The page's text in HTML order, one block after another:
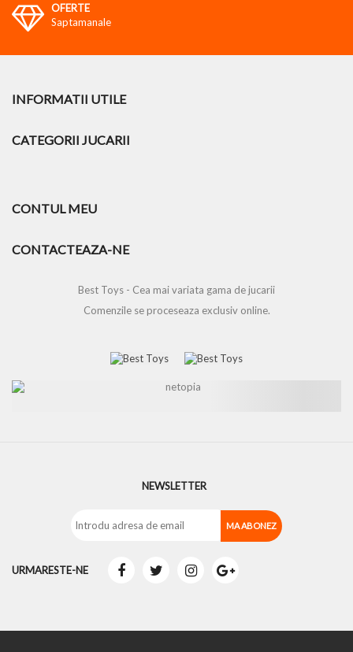
OFERTE
Saptamanale
INFORMATII UTILE
CATEGORII JUCARII
CONTUL MEU
CONTACTEAZA-NE
Best Toys - Cea mai variata gama de jucarii
Comenzile se proceseaza exclusiv online.
NEWSLETTER
URMARESTE-NE